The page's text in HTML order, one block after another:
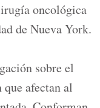
oncológica
de Nueva York.
sobre el
afectan al